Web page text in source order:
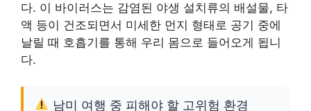
다. 이 바이러스는 감염된 야생 설치류의 배설물, 타
액 등이 건조되면서 미세한 먼지 형태로 공기 중에
날릴 때 호흡기를 통해 우리 몸으로 들어오게 됩니
다.
남미 여행 중 피해야 할 고위험 환경